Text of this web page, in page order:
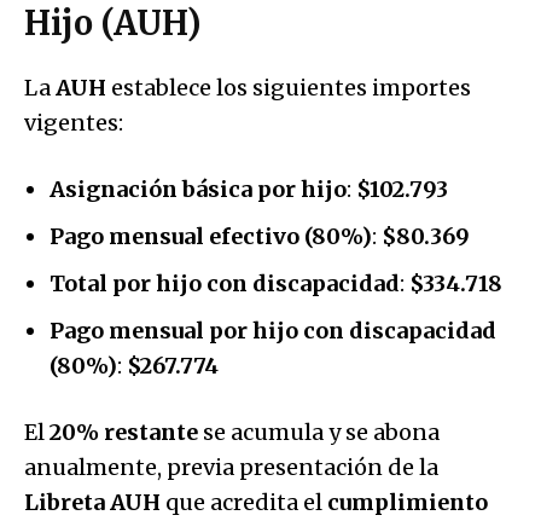
Hijo (AUH)
LaAUH establece los siguientes importes
vigentes:
Asignación básica por hijo: $102.793
Pago mensual efectivo (80%): $80.369
Total por hijo con discapacidad: $334.718
Pago mensual por hijo con discapacidad
(80%): $267.774
El20% restante se acumula y se abona
anualmente, previa presentación de la
Libreta AUH que acredita el cumplimiento